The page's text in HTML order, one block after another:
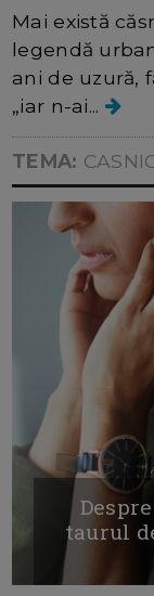
Mai există
legendă
ani de uzură,
„iar n-ai...
TEMA:
taurul